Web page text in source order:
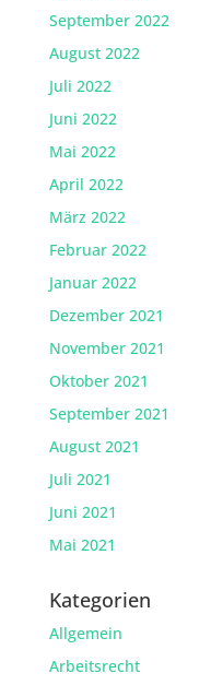
September 2022
August 2022
Juli 2022
Juni 2022
Mai 2022
April 2022
März 2022
Februar 2022
Januar 2022
Dezember 2021
November 2021
Oktober 2021
September 2021
August 2021
Juli 2021
Juni 2021
Mai 2021
Kategorien
Allgemein
Arbeitsrecht